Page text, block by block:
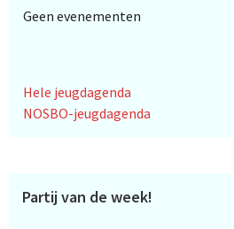
Geen evenementen
Hele jeugdagenda
NOSBO-jeugdagenda
Partij van de week!